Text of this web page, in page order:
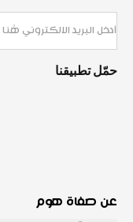
حمّل تطبيقنا
عن صفاة هوم